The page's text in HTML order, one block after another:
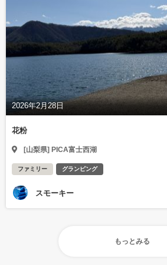
2026年2月28日
花粉
[山梨県] PICA富士西湖
ファミリー グランピング
スモーキー
もっとみる